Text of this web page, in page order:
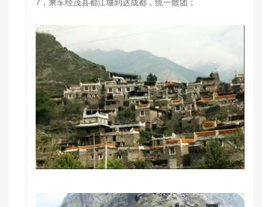
7，乘车经茂县都江堰到达成都，统一散团；